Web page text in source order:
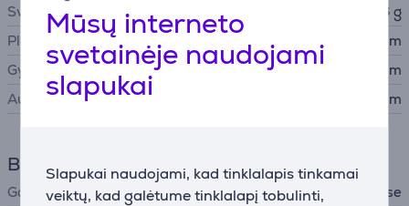
Mūsų interneto
svetainėje naudojami
slapukai
Slapukai naudojami, kad tinklalapis tinkamai
veiktų, kad galėtume tinklalapį tobulinti,
Svoris
586 g
Plotis
20,1 cm
Gylis
5,2 cm
Aukštis
9 cm
Bendri parametrai
Gamintojas
Bose